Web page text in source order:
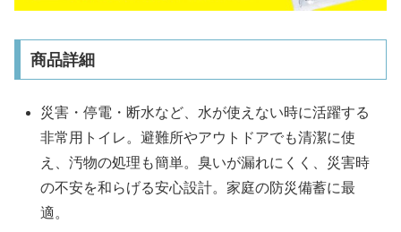
商品詳細
災害・停電・断水など、水が使えない時に活躍する
非常用トイレ。避難所やアウトドアでも清潔に使
え、汚物の処理も簡単。臭いが漏れにくく、災害時
の不安を和らげる安心設計。家庭の防災備蓄に最
適。